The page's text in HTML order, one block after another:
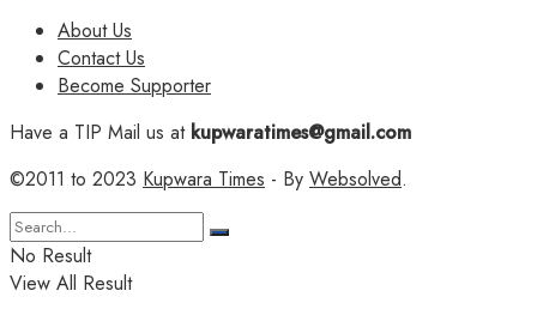
About Us
Contact Us
Become Supporter
Have a TIP Mail us atkupwaratimes@gmail.com
©2011 to 2023 Kupwara Times - By Websolved.
No Result
View All Result